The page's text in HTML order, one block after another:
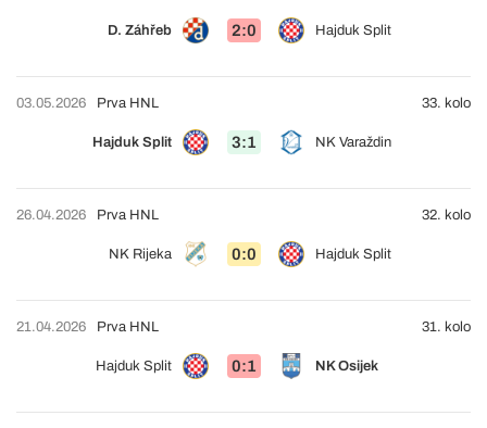
D. Záhřeb 2:0 Hajduk Split
03.05.2026
Hajduk Split 3:1 NK Varaždin
Prva HNL 33. kolo
26.04.2026
NK Rijeka 0:0 Hajduk Split
Prva HNL 32. kolo
21.04.2026
Hajduk Split 0:1 NK Osijek
Prva HNL 31. kolo